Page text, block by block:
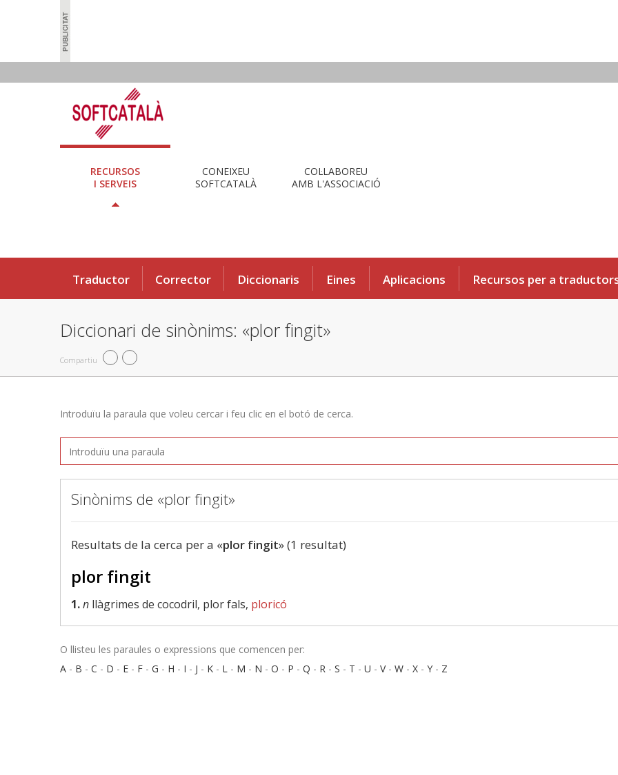
RECURSOS
I SERVEIS
CONEIXEU
SOFTCATALÀ
COL·LABOREU
AMB L'ASSOCIACIÓ
Traductor Corrector Diccionaris Eines Aplicacions Recursos per a
Diccionari de sinònims: «plor fingit»
Compartiu
Introduïu la paraula que voleu cercar i feu clic en el botó de cerca.
Sinònims de «plor fingit»
Resultats de la cerca per a «plor fingit» (1 resultat)
plor fingit
1.n llàgrimes de cocodril, plor fals, ploricó
O llisteu les paraules o expressions que comencen per:
A - B - C - D - E - F - G - H - I - J - K - L - M - N - O - P - Q - R - S - T - U - V- W - X - Y - Z